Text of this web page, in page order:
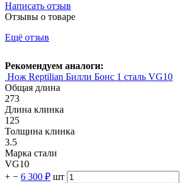
Написать отзыв
Отзывы о товаре
Ещё отзыв
Рекомендуем аналоги:
Нож Reptilian Билли Бонс 1 сталь VG10
Общая длина
273
Длина клинка
125
Толщина клинка
3.5
Марка стали
VG10
+ − 6 300 ₽ шт